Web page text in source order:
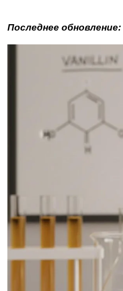
Последнее обновление: